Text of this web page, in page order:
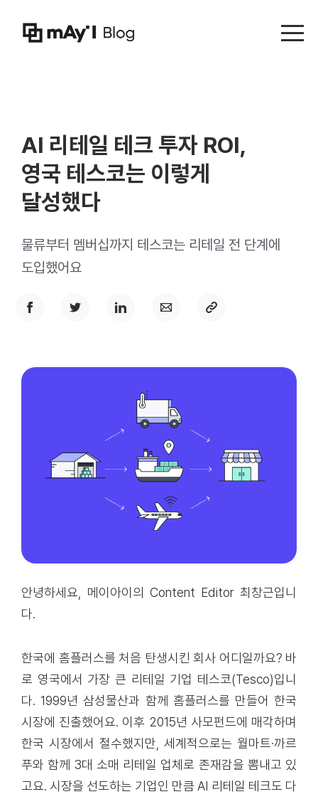
Menu
AI 리테일 테크 투자 ROI,
영국 테스코는 이렇게
달성했다
물류부터 멤버십까지 테스코는 리테일 전 단계에
도입했어요
안녕하세요, 메이아이의 Content Editor 최창근입니
다.
한국에 홈플러스를 처음 탄생시킨 회사 어디일까요? 바
로 영국에서 가장 큰 리테일 기업 테스코(Tesco)입니
다. 1999년 삼성물산과 함께 홈플러스를 만들어 한국
시장에 진출했어요. 이후 2015년 사모펀드에 매각하며
한국 시장에서 철수했지만, 세계적으로는 월마트·까르
푸와 함께 3대 소매 리테일 업체로 존재감을 뽐내고 있
고요. 시장을 선도하는 기업인 만큼 AI 리테일 테크도 다